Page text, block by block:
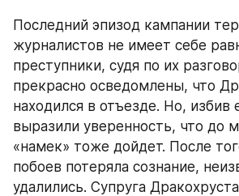
Последний эпизод кампании
журналистов не имеет себе
преступники, судя по их
прекрасно осведомлены, что
находился в отъезде. Но, избив
выразили уверенность, что до
«намек» тоже дойдет. После
побоев потеряла сознание,
удалились. Супруга